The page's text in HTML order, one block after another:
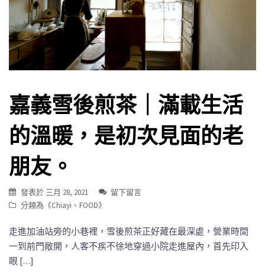
嘉義雪後煎茶｜滿載生活
的溫暖，是初次見面的老
朋友。
發表於 三月 28, 2021
留下留言
分類為《Chiayi 、 FOOD》
走進加油站旁的小巷裡，雪後煎茶正好藏在最深處，營業時間
一到前門敞開，人客不疾不徐地穿過小院走進屋內，首先印入
眼 […]